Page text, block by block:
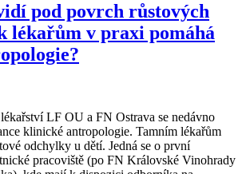
pod povrch růstových
lékařům v praxi pomáhá
LF OU a FN Ostrava se nedávno
klinické antropologie. Tamním lékařům
odchylky u dětí. Jedná se o první
pracoviště (po FN Královské Vinohrady